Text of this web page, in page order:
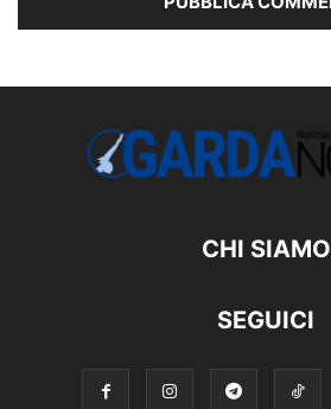
CHI SIAMO
SEGUICI